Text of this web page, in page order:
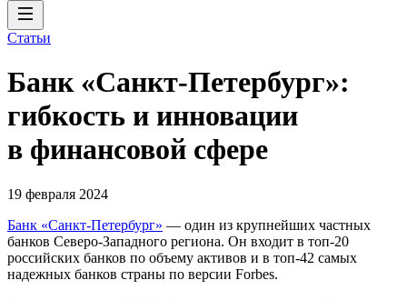
Статьи
Банк «Санкт-Петербург»:
гибкость и инновации
в финансовой сфере
19 февраля 2024
Банк «Санкт-Петербург» — один из крупнейших частных
банков Северо-Западного региона. Он входит в топ-20
российских банков по объему активов и в топ-42 самых
надежных банков страны по версии Forbes.